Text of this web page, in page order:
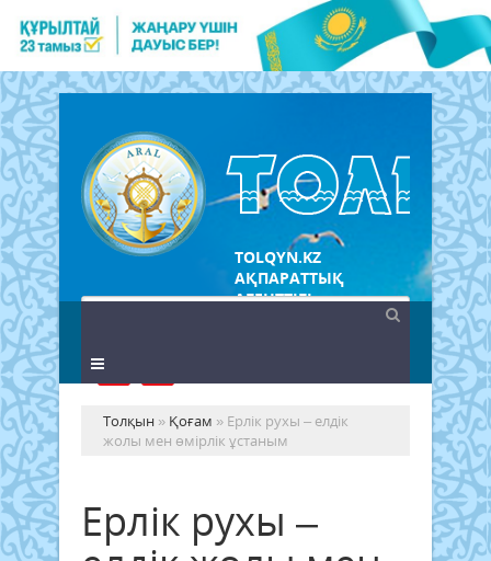
TOLQYN.KZ
АҚПАРАТТЫҚ
АГЕНТТІГІ
Толқын » Қоғам » Ерлік рухы – елдік
жолы мен өмірлік ұстаным
Ерлік рухы –